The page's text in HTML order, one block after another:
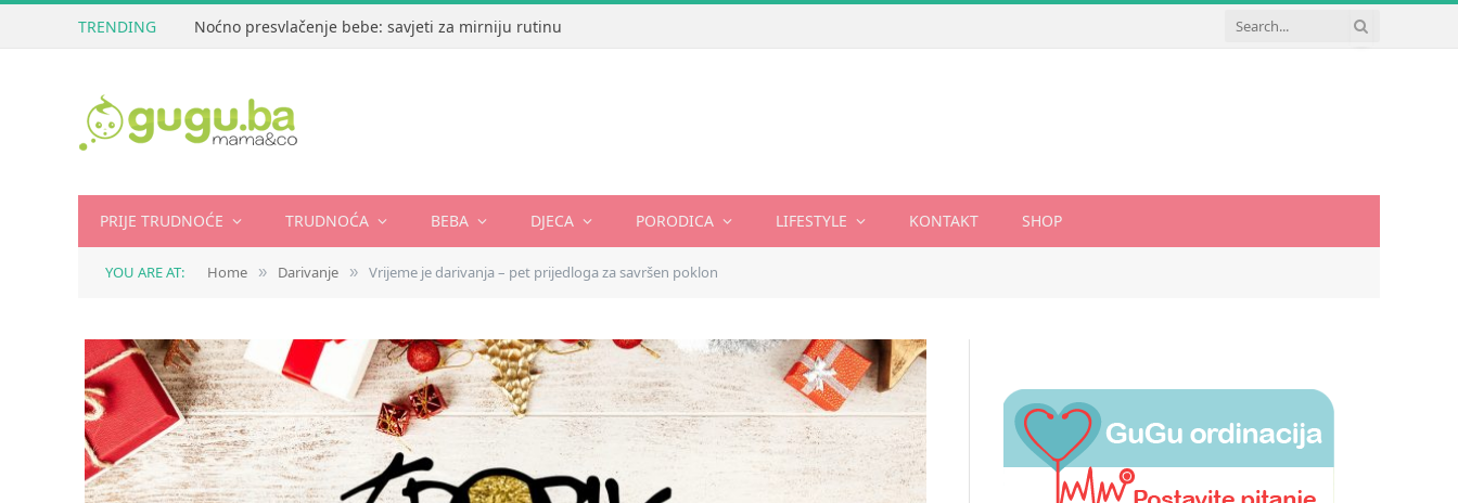
TRENDING Noćno presvlačenje bebe: savjeti za mirniju rutinu
PRIJE TRUDNOĆE TRUDNOĆA BEBA DJECA PORODICA LIFESTYLE KONTAKT SHOP
YOU ARE AT: Home » Darivanje » Vrijeme je darivanja – pet prijedloga za savršen poklon